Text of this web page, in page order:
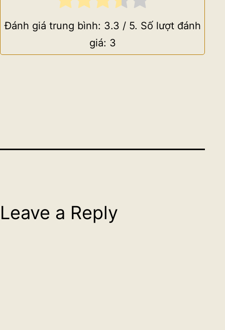
Đánh giá trung bình: 3.3 / 5. Số lượt đánh
giá: 3
Leave a Reply